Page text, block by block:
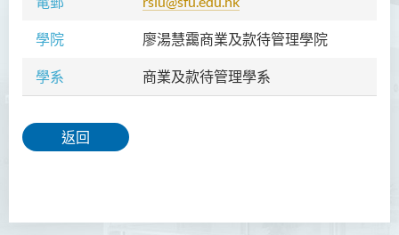
學院 廖湯慧靄商業及款待管理學院
學系 商業及款待管理學系
返回
課程概覽
訪修及旁聽生計劃
資訊及活動